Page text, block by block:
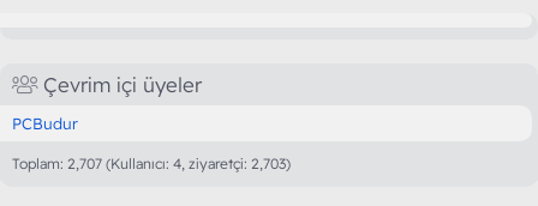
Çevrim içi üyeler
PCBudur
Toplam: 2,707 (Kullanıcı: 4, ziyaretçi: 2,703)